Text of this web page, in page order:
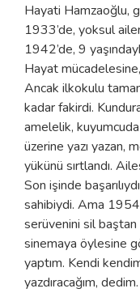
Hayati Hamzaoğlu,
1933’de, yoksul
1942’de, 9
Hayat
Ancak ilkokulu
kadar fakirdi.
amelelik,
üzerine yazı yazan,
yükünü sırtlandı.
Son işinde
sahibiydi. Ama
serüvenini sil
sinemaya öylesine
yaptım. Kendi
yazdıracağım,